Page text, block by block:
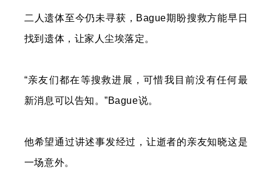
二人遗体至今仍未寻获，Bague期盼搜救方能早日
找到遗体，让家人尘埃落定。
“亲友们都在等搜救进展，可惜我目前没有任何最
新消息可以告知。”Bague说。
他希望通过讲述事发经过，让逝者的亲友知晓这是
一场意外。